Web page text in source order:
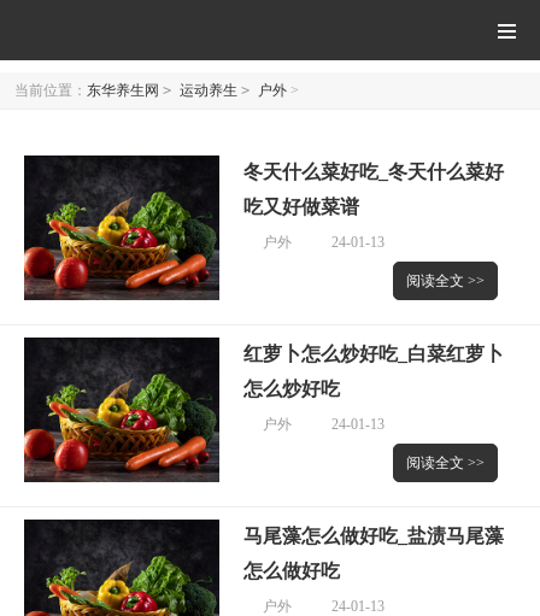
当前位置： 东华养生网 > 运动养生 > 户外 >
冬天什么菜好吃_冬天什么菜好
吃又好做菜谱
户外 24-01-13
阅读全文 >>
红萝卜怎么炒好吃_白菜红萝卜
怎么炒好吃
户外 24-01-13
阅读全文 >>
马尾藻怎么做好吃_盐渍马尾藻
怎么做好吃
户外 24-01-13